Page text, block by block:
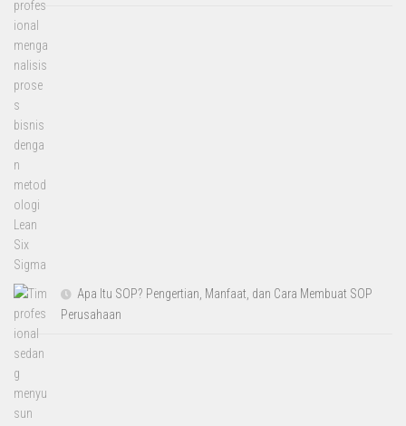
Apa Itu SOP? Pengertian, Manfaat, dan Cara Membuat SOP
Perusahaan